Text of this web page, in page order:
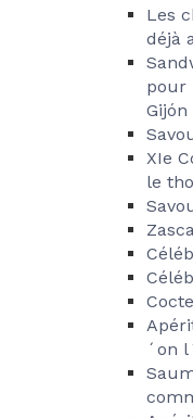
Les
déjà
pour
Gijón
XIe
le
´on